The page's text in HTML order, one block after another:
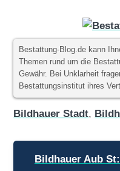
Bestattung-Blog.de kann
Themen rund um die
Gewähr. Bei Unklarheit
Bestattungsinstitut ihres
Bildhauer Stadt,
Bildhauer Aub